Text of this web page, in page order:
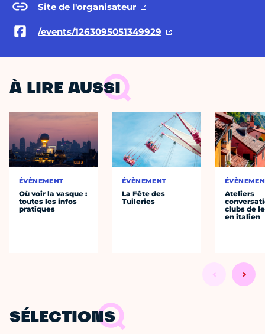
Site de l'organisateur
/events/1263095051349929
À LIRE AUSSI
ÉVÈNEMENT
Où voir la vasque :
toutes les infos
pratiques
ÉVÈNEMENT
La Fête des
Tuileries
Ateliers
clubs de
en italien
SÉLECTIONS